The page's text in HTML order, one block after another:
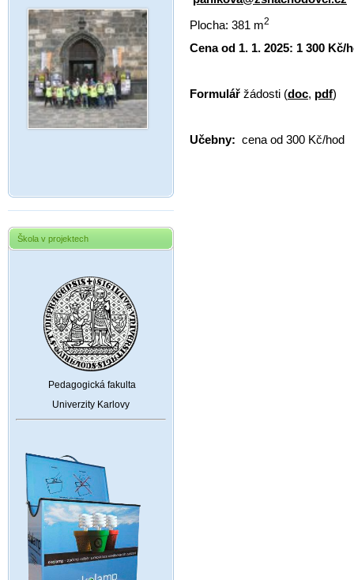
Škola v projektech
Pedagogická fakulta
Univerzity Karlovy
Plocha: 381 m2
Cena od 1. 1. 2025: 1 300 Kč/
Formulář žádosti (doc, pdf)
Učebny: cena od 300 Kč/hod